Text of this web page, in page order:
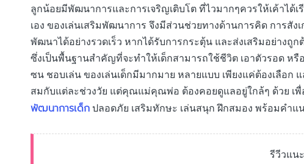
ลูกน้อยมีพัฒนาการและการเจริญเติบโต ที่ไวมากๆควรให้เค้าได้
เอง ของเล่นเสริมพัฒนาการ จึงมีส่วนช่วยทางด้านการคิด การสั
พัฒนาได้อย่างรวดเร็ว หากได้รับการกระตุ้น และส่งเสริมอย่างถู
ซึ่งเป็นพื้นฐานสำคัญที่จะทำให้เด็กสามารถใช้ชีวิต เอาตัวรอด ห
ซน ชอบเล่น ของเล่นเด็กมีมากมาย หลายแบบ เพียงแค่ต้องเลือก
สมกับแต่ละช่วงวัย แต่คุณแม่คุณพ่อ ต้องคอยดูแลอยู่ใกล้ๆ ด้วย เ
พัฒนาการเด็ก ปลอดภัย เสริมทักษะ เล่นสนุก ฝึกสมอง พร้อมคำแ
รีวีวแน